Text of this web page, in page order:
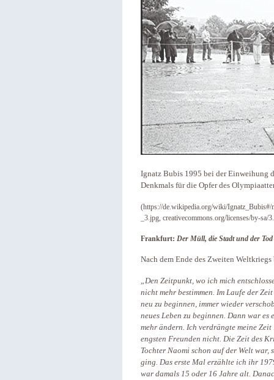
Ignatz Bubis 1995 bei der Einweihung
Denkmals für die Opfer des
(https://de.wikipedia.org/wiki/Ignatz_Bubis#/
_3.jpg, creativecommons.org/licenses/by-sa/
Frankfurt: Der Müll, die Stadt und der Tod
Nach dem Ende des Zweiten
„Den Zeitpunkt, wo ich mich
nicht mehr bestimmen. Im Laufe der
neu zu beginnen, immer wieder
neues Leben zu beginnen. Dann war
mehr ändern. Ich verdrängte meine
engsten Freunden nicht. Die Zeit des
Tochter Naomi schon auf der Welt war,
ging. Das erste Mal erzählte ich ihr
war damals 15 oder 16 Jahre alt.